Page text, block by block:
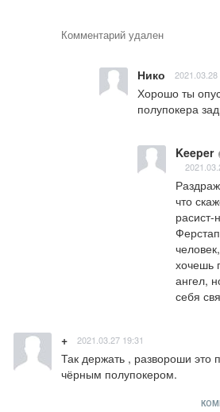
Комментарий удален
Нико 2021.03.28
Хорошо ты
полупокера
Keeper
что
расист-
хочешь
ангел,
себя
+ 2021.03.27 19:31
Так держать , развороши это
чёрным полупокером.